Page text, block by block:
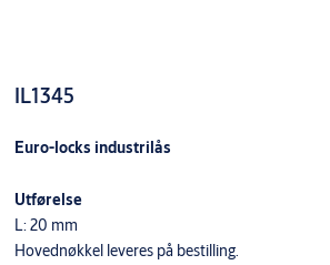
IL1345
Euro-locks industrilås
Utførelse
L: 20 mm
Hovednøkkel leveres på bestilling.